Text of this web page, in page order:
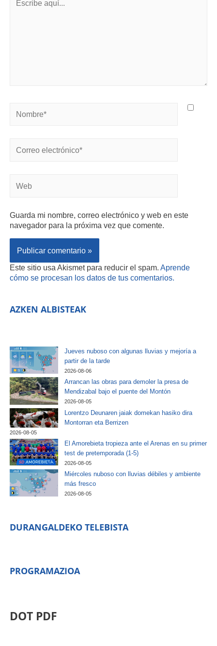
Guarda mi nombre, correo electrónico y web en este
navegador para la próxima vez que comente.
Este sitio usa Akismet para reducir el spam. Aprende
cómo se procesan los datos de tus comentarios.
AZKEN ALBISTEAK
Jueves nuboso con algunas lluvias y mejoría a
partir de la tarde
2026-08-06
Arrancan las obras para demoler la presa de
Mendizabal bajo el puente del Montón
2026-08-05
Lorentzo Deunaren jaiak domekan hasiko dira
Montorran eta Berrizen
2026-08-05
El Amorebieta tropieza ante el Arenas en su primer
test de pretemporada (1-5)
2026-08-05
Miércoles nuboso con lluvias débiles y ambiente
más fresco
2026-08-05
DURANGALDEKO TELEBISTA
PROGRAMAZIOA
DOT PDF